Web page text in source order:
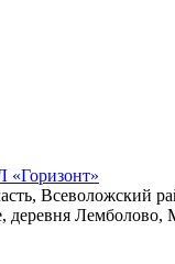
«Горизонт»
Всеволожский
деревня Лемболово,